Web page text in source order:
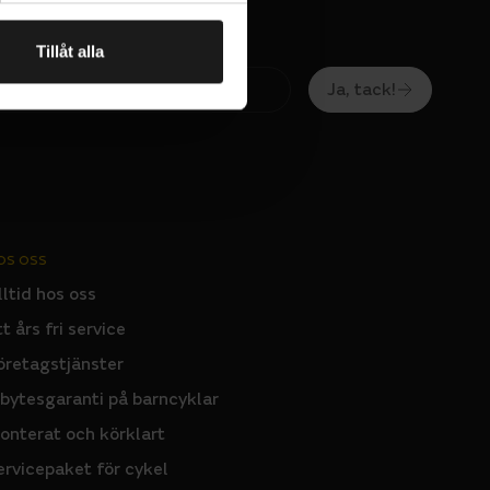
Tillåt alla
Ja, tack!
OSS
hos oss
års fri service
på barncyklar
och körklart
för cykel